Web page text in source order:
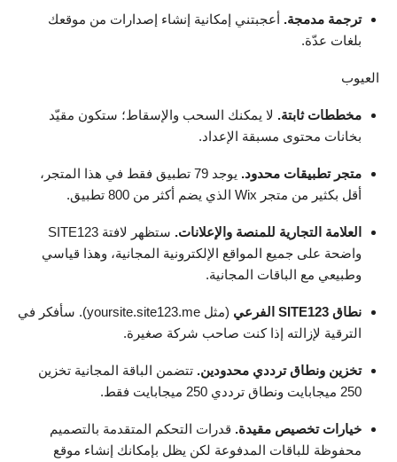
ترجمة مدمجة. أعجبتني إمكانية إنشاء إصدارات من موقعك
بلغات عدّة.
العيوب
مخططات ثابتة. لا يمكنك السحب والإسقاط؛ ستكون مقيّد
بخانات محتوى مسبقة الإعداد.
متجر تطبيقات محدود.
يوجد 79 تطبيق فقط في هذا المتجر،
أقل بكثير من متجر Wix الذي يضم أكثر من 800 تطبيق.
العلامة التجارية للمنصة والإعلانات.
ستظهر لافتة SITE123
واضحة على جميع المواقع الإلكترونية المجانية، وهذا قياسي
وطبيعي مع الباقات المجانية.
نطاق SITE123 الفرعي
(مثل yoursite.site123.me). سأفكر في
الترقية لإزالته إذا كنت صاحب شركة صغيرة.
تخزين ونطاق ترددي محدودين. تتضمن الباقة المجانية تخزين
250 ميجابايت ونطاق ترددي 250 ميجابايت فقط.
خيارات تخصيص مقيدة. قدرات التحكم المتقدمة بالتصميم
محفوظة للباقات المدفوعة لكن يظل بإمكانك إنشاء موقع